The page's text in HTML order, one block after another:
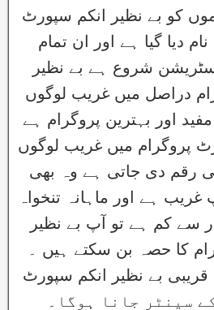
کو بے نظیر انکم سپورٹ
8171 کا نام دیا گیا ہے اور ان تمام
شروع ہے بے نظیر
دراصل میں غریب لوگوں
اور بہترین پروگرام ہے
پروگرام میں غریب لوگوں
رقم دی جاتی ہے وہ بھی
ہے اور ماہانہ تنخواہ
سے کم ہے تو آپ بے نظیر
کا حصہ بن سکتے ہیں ۔
بے نظیر انکم سپورٹ